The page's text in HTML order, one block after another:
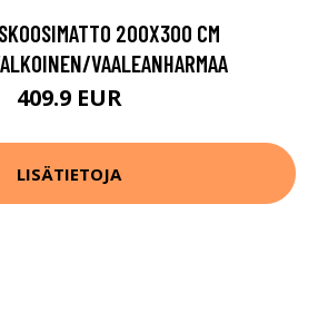
200X300 CM
VAALEANHARMAA
409.9 EUR
LISÄTIETOJA